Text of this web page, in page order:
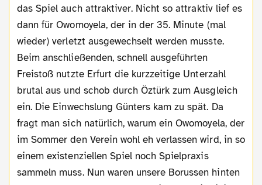
das Spiel auch attraktiver. Nicht so attraktiv lief es
dann für Owomoyela, der in der 35. Minute (mal
wieder) verletzt ausgewechselt werden musste.
Beim anschließenden, schnell ausgeführten
Freistoß nutzte Erfurt die kurzzeitige Unterzahl
brutal aus und schob durch Öztürk zum Ausgleich
ein. Die Einwechslung Günters kam zu spät. Da
fragt man sich natürlich, warum ein Owomoyela, der
im Sommer den Verein wohl eh verlassen wird, in so
einem existenziellen Spiel noch Spielpraxis
sammeln muss. Nun waren unsere Borussen hinten